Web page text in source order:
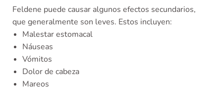
Feldene puede causar algunos efectos secundarios,
que generalmente son leves. Estos incluyen:
Malestar estomacal
Náuseas
Vómitos
Dolor de cabeza
Mareos